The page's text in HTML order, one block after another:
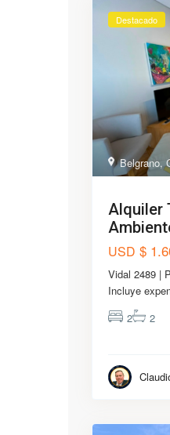
Belgrano,
Destacado
Alquiler
USD $
Vidal 2489 |
Incluye
2
2